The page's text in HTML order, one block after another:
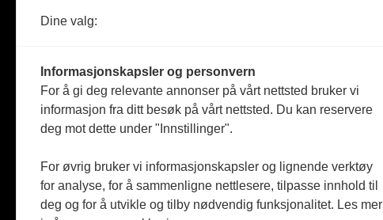
Reportasje
Produkter
Jobbmarked
Dine valg:
Informasjonskapsler og personvern
For å gi deg relevante annonser på vårt nettsted bruker vi
informasjon fra ditt besøk på vårt nettsted. Du kan reservere
deg mot dette under "Innstillinger".
For øvrig bruker vi informasjonskapsler og lignende verktøy
for analyse, for å sammenligne nettlesere, tilpasse innhold til
deg og for å utvikle og tilby nødvendig funksjonalitet. Les mer